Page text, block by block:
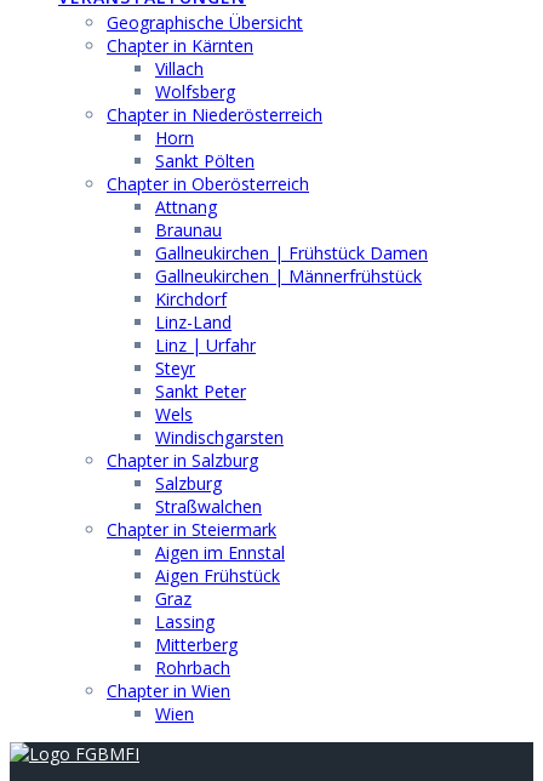
Geographische Übersicht
Chapter in Kärnten
Villach
Wolfsberg
Chapter in Niederösterreich
Horn
Sankt Pölten
Chapter in Oberösterreich
Attnang
Braunau
Gallneukirchen | Frühstück Damen
Gallneukirchen | Männerfrühstück
Kirchdorf
Linz-Land
Linz | Urfahr
Steyr
Sankt Peter
Wels
Windischgarsten
Chapter in Salzburg
Salzburg
Straßwalchen
Chapter in Steiermark
Aigen im Ennstal
Aigen Frühstück
Graz
Lassing
Mitterberg
Rohrbach
Chapter in Wien
Wien